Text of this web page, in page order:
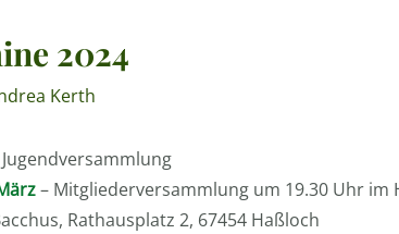
2024
Kerth
– Mitgliederversammlung um 19.30 Uhr im
Rathausplatz 2, 67454 Haßloch